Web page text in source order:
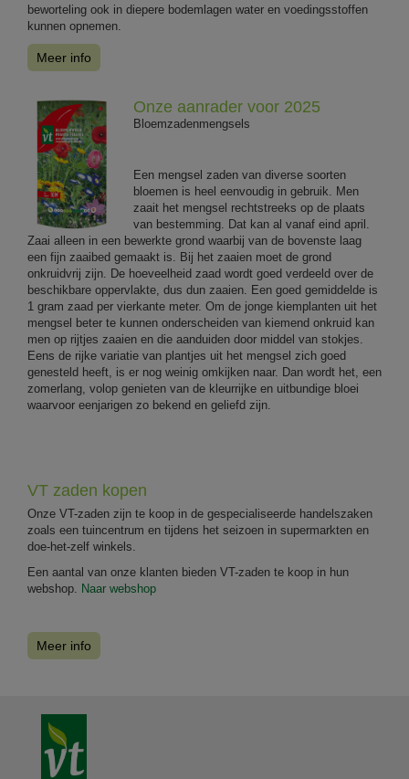
beworteling ook in diepere bodemlagen water en voedingsstoffen
kunnen opnemen.
Meer info
Onze aanrader voor 2025
Bloemzadenmengsels
Een mengsel zaden van diverse soorten
bloemen is heel eenvoudig in gebruik. Men
zaait het mengsel rechtstreeks op de plaats
van bestemming. Dat kan al vanaf eind april.
Zaai alleen in een bewerkte grond waarbij van de bovenste laag
een fijn zaaibed gemaakt is. Bij het zaaien moet de grond
onkruidvrij zijn. De hoeveelheid zaad wordt goed verdeeld over de
beschikbare oppervlakte, dus dun zaaien. Een goed gemiddelde is
1 gram zaad per vierkante meter. Om de jonge kiemplanten uit het
mengsel beter te kunnen onderscheiden van kiemend onkruid kan
men op rijtjes zaaien en die aanduiden door middel van stokjes.
Eens de rijke variatie van plantjes uit het mengsel zich goed
genesteld heeft, is er nog weinig omkijken naar. Dan wordt het, een
zomerlang, volop genieten van de kleurrijke en uitbundige bloei
waarvoor eenjarigen zo bekend en geliefd zijn.
VT zaden kopen
Onze VT-zaden zijn te koop in de gespecialiseerde handelszaken
zoals een tuincentrum en tijdens het seizoen in supermarkten en
doe-het-zelf winkels.
Een aantal van onze klanten bieden VT-zaden te koop in hun
webshop. Naar webshop
Meer info